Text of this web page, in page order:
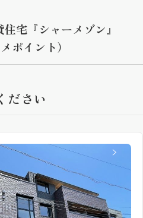
宅『シャーメゾン』
ポイント）
ださい